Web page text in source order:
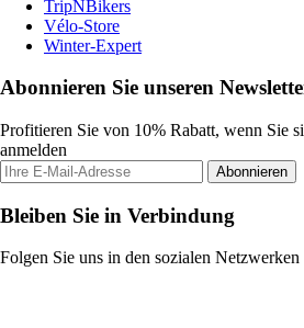
TripNBikers
Vélo-Store
Winter-Expert
Abonnieren Sie unseren
Profitieren Sie von 10% Rabatt, wenn Sie
anmelden
Abonnieren
Bleiben Sie in Verbindung
Folgen Sie uns in den sozialen Netzwerken